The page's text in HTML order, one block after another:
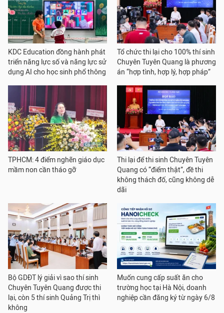
KDC Education đồng hành phát
triển năng lực số và năng lực sử
dụng AI cho học sinh phổ thông
Tổ chức thi lại cho 100% thí sinh
Chuyên Tuyên Quang là phương
án “hợp tình, hợp lý, hợp pháp”
TPHCM: 4 điểm nghẽn giáo dục
mầm non cần tháo gỡ
Thi lại để thi sinh Chuyên Tuyên
Quang có “điểm thật”, đề thi
không thách đố, cũng không dễ
dãi
Bộ GDĐT lý giải vì sao thí sinh
Chuyên Tuyên Quang được thi
lại, còn 5 thí sinh Quảng Trị thì
không
Muốn cung cấp suất ăn cho
trường học tại Hà Nội, doanh
nghiệp cần đăng ký từ ngày 6/8